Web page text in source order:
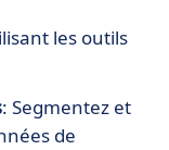
les outils
: Segmentez et
de